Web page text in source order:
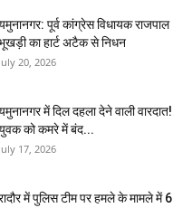
पूर्व कांग्रेस विधायक राजपाल
का हार्ट अटैक से निधन
July 20, 2026
में दिल दहला देने वाली वारदात!
को कमरे में बंद...
July 17, 2026
में पुलिस टीम पर हमले के मामले में 6